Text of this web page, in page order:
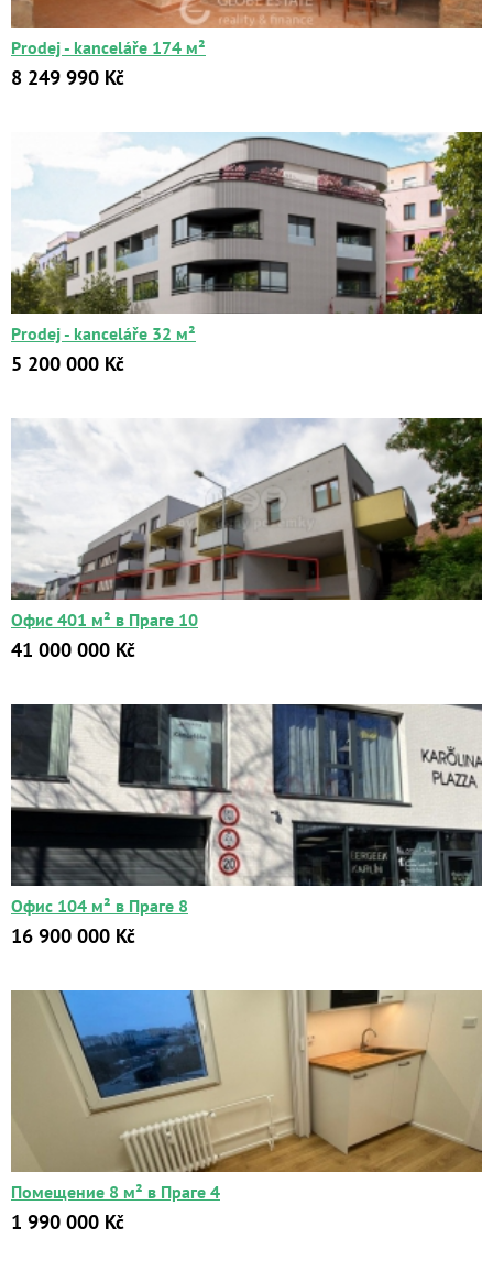
Prodej - kanceláře 174 м²
8 249 990 Kč
Prodej - kanceláře 32 м²
5 200 000 Kč
Офис 401 м² в Праге 10
41 000 000 Kč
Офис 104 м² в Праге 8
16 900 000 Kč
Помещение 8 м² в Праге 4
1 990 000 Kč